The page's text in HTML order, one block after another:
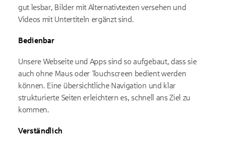
gut lesbar, Bilder mit Alternativtexten versehen und
Videos mit Untertiteln ergänzt sind.
Bedienbar
Unsere Webseite und Apps sind so aufgebaut, dass sie
auch ohne Maus oder Touchscreen bedient werden
können. Eine übersichtliche Navigation und klar
strukturierte Seiten erleichtern es, schnell ans Ziel zu
kommen.
Verständlich